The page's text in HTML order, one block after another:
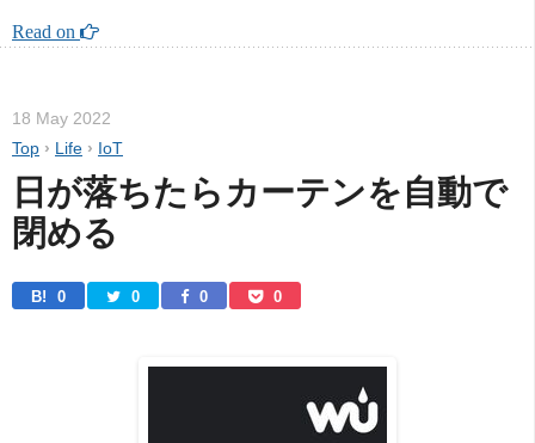
Read on
18 May 2022
Top › Life › IoT
日が落ちたらカーテンを自動で
閉める
B! 0 0 0 0